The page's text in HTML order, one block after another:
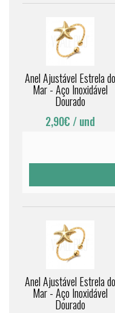
Anel Ajustável Estrela do
Mar - Aço Inoxidável
Dourado
2,90€ / und
Anel Ajustável Estrela do
Mar - Aço Inoxidável
Dourado